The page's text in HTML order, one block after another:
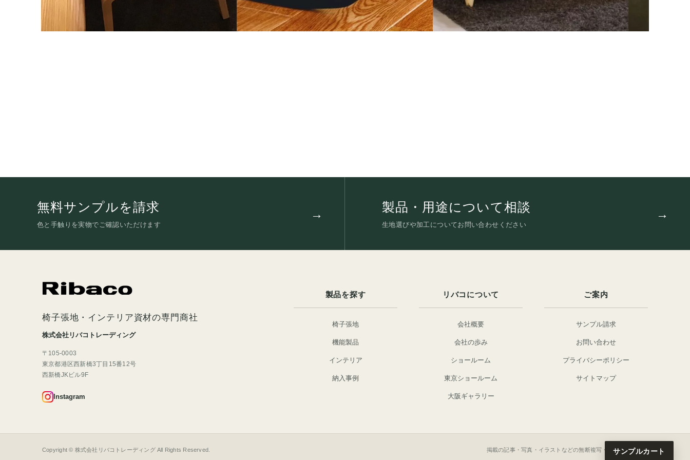
無料サンプルを請求
色と手触りを実物でご確認いただけます
製品・用途について相談
生地選びや加工についてお問い合わせください
椅子張地・インテリア資材の専門商社
株式会社リバコトレーディング
〒105-0003
東京都港区西新橋3丁目15番12号
西新橋JKビル9F
Instagram
製品を探す
椅子張地
機能製品
インテリア
納入事例
リバコについて
会社概要
会社の歩み
ショールーム
東京ショールーム
大阪ギャラリー
ご案内
サンプル請求
お問い合わせ
プライバシーポリシー
サイトマップ
Copyright © 株式会社リバコトレーディング All Rights Reserved. 掲載の記事・写真・イラストなどの無断複写・転載を禁じます
サンプルカート